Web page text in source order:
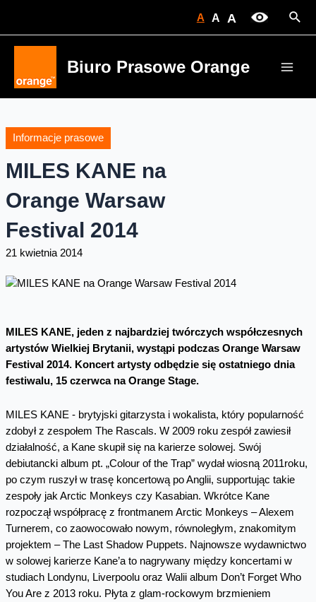
A A A
Biuro Prasowe Orange
Informacje prasowe
MILES KANE na
Orange Warsaw
Festival 2014
21 kwietnia 2014
MILES KANE, jeden z najbardziej twórczych współczesnych
artystów Wielkiej Brytanii, wystąpi podczas Orange Warsaw
Festival 2014. Koncert artysty odbędzie się ostatniego dnia
festiwalu, 15 czerwca na Orange Stage.
MILES KANE - brytyjski gitarzysta i wokalista, który popularność
zdobył z zespołem The Rascals. W 2009 roku zespół zawiesił
działalność, a Kane skupił się na karierze solowej. Swój
debiutancki album pt. „Colour of the Trap” wydał wiosną 2011roku,
po czym ruszył w trasę koncertową po Anglii, supportując takie
zespoły jak Arctic Monkeys czy Kasabian. Wkrótce Kane
rozpoczął współpracę z frontmanem Arctic Monkeys – Alexem
Turnerem, co zaowocowało nowym, równoległym, znakomitym
projektem – The Last Shadow Puppets. Najnowsze wydawnictwo
w solowej karierze Kane’a to nagrywany między koncertami w
studiach Londynu, Liverpoolu oraz Walii album Don’t Forget Who
You Are z 2013 roku. Płyta z glam-rockowym brzmieniem